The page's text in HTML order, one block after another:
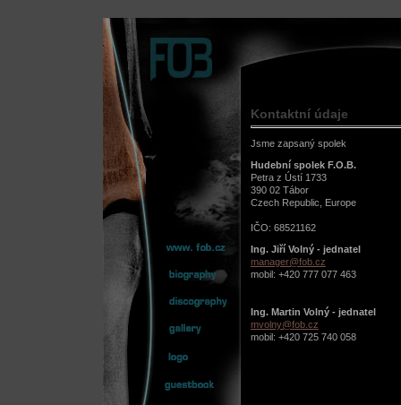
Kontaktní údaje
Jsme zapsaný spolek
Hudební spolek F.O.B.
Petra z Ústí 1733
390 02 Tábor
Czech Republic, Europe
IČO: 68521162
Ing. Jiří Volný - jednatel
manager@fob.cz
mobil: +420 777 077 463
Ing. Martin Volný - jednatel
mvolny@fob.cz
mobil: +420 725 740 058